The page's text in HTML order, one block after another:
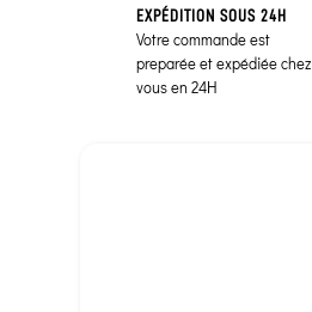
EXPÉDITION SOUS 24H
Votre commande est
preparée et expédiée chez
vous en 24H